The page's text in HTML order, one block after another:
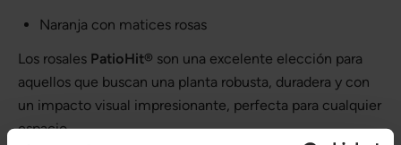
Naranja con matices rosas
Los rosales PatioHit® son una excelente elección para
aquellos que buscan una planta robusta, duradera y con
un impacto visual impresionante, perfecta para cualquier
espacio.